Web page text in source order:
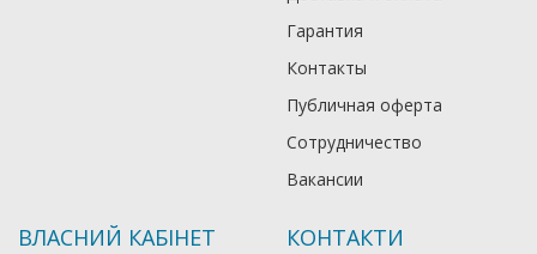
Гарантия
Контакты
Публичная оферта
Сотрудничество
Вакансии
ВЛАСНИЙ КАБІНЕТ КОНТАКТИ